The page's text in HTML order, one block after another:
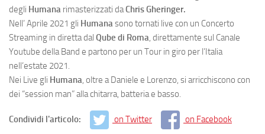
degli Humana rimasterizzati daChris Gheringer.
Nell’ Aprile 2021 gli Humanasono tornati live con un Concerto
Streaming in diretta dal Qube di Roma, direttamente sul Canale
Youtube della Band e partono per un Tour in giro per l’Italia
nell’estate 2021.
Nei Live gli Humana, oltre a Daniele e Lorenzo, si arricchiscono con
dei “session man” alla chitarra, batteria e basso.
Condividi l'articolo: on Twitter on Facebook